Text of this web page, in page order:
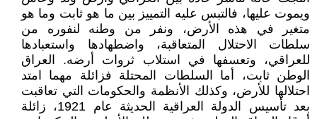
ويموت عليها، فالتبس عليه التمييز بين ما هو ثابت وما هو
متغير في هذه الأرض، ونفر من وطنه لنفوره من
سلطات الاحتلال المتعاقبة، واضطهادها واستعبادها
للعراقي، وتعسفها في استلاب ثروات أرضه. العراق
الوطن ثابت، أما السلطات المحتلة فزائلة مهما امتد
احتلالها للأرض، وكذلك الأنظمة والحكومات التي تعاقبت
بعد تأسيس الدولة العراقية الحديثة عام 1921، زائلة